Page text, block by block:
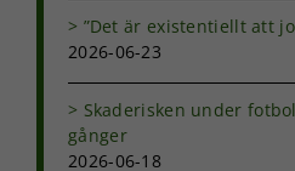
”Det är existentiellt att
2026-06-23
Skaderisken under
gånger
2026-06-18